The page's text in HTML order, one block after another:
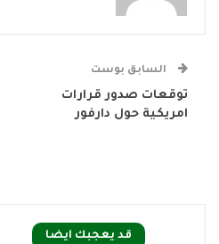
السابق بوست
توقعات صدور قرارات
امريكية حول دارفور
قد يعجبك ايضا